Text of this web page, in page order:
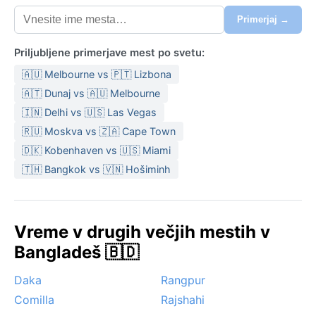
pade ogromno dežja – včasih tudi več kot 2500 mm
na leto. Zime so tople in suhe, od novembra do
je skoraj vedno visoka, zato so lahka oblačila iz
bombaža nujna; v monsunu ne sme manjkati
nepremočljiva jakna. Poplave so pogoste, zlasti v
nižjih predelih.
Najboljši čas za obisk je od novembra do februarja, ko
je podnebje najbolj prijetno – sončno, sveže in brez
obilnega dežja. Pomemben pojav so cikloni v
aprilom in decembrom, zlasti v prehodnih mesecih.
zastre pristanišče. Chattogram je mesto kontrastov –
bučno in mirno, tropsko in živahno.
Primerjaj →
Priljubljene primerjave mest po svetu:
🇦🇺 Melbourne vs 🇵🇹 Lizbona
🇦🇹 Dunaj vs 🇦🇺 Melbourne
🇮🇳 Delhi vs 🇺🇸 Las Vegas
🇷🇺 Moskva vs 🇿🇦 Cape Town
🇩🇰 Kobenhaven vs 🇺🇸 Miami
🇹🇭 Bangkok vs 🇻🇳 Hošiminh
Vreme v drugih večjih mestih v
Bangladeš 🇧🇩
Daka
Rangpur
Comilla
Rajshahi